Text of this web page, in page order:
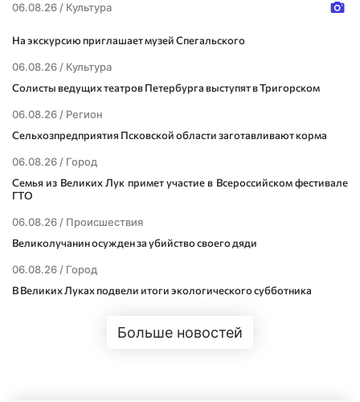
06.08.26 / Культура
На экскурсию приглашает музей Спегальского
06.08.26 / Культура
Солисты ведущих театров Петербурга выступят в Тригорском
06.08.26 / Регион
Сельхозпредприятия Псковской области заготавливают корма
06.08.26 / Город
Семья из Великих Лук примет участие в Всероссийском фестивале
ГТО
06.08.26 / Происшествия
Великолучанин осужден за убийство своего дяди
06.08.26 / Город
В Великих Луках подвели итоги экологического субботника
Больше новостей